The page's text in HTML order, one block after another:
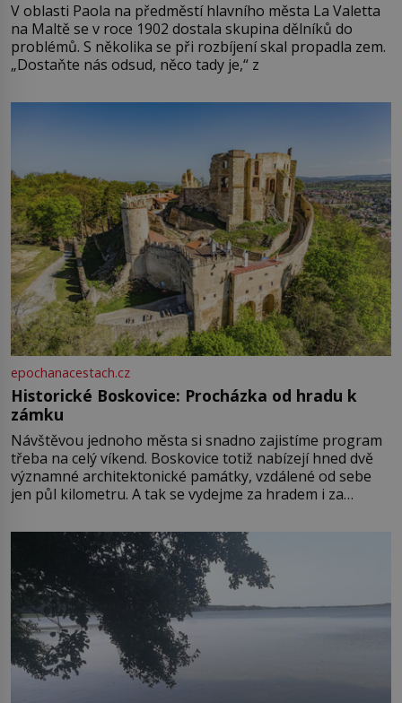
V oblasti Paola na předměstí hlavního města La Valetta
na Maltě se v roce 1902 dostala skupina dělníků do
problémů. S několika se při rozbíjení skal propadla zem.
„Dostaňte nás odsud, něco tady je,“ z
epochanacestach.cz
Historické Boskovice: Procházka od hradu k
zámku
Návštěvou jednoho města si snadno zajistíme program
třeba na celý víkend. Boskovice totiž nabízejí hned dvě
významné architektonické památky, vzdálené od sebe
jen půl kilometru. A tak se vydejme za hradem i za
Boskovice na okraji Drahanské vrchoviny vznikla někdy
ve13. století, a už v roce 1313 kronikáři zaznamenali